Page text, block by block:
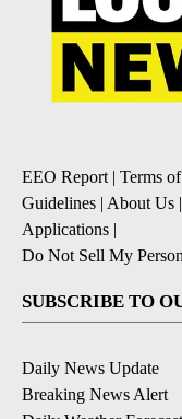
EEO Report | Terms
Guidelines | About Us |
Applications |
Do Not Sell My
SUBSCRIBE TO
Daily News Update
Breaking News Alert